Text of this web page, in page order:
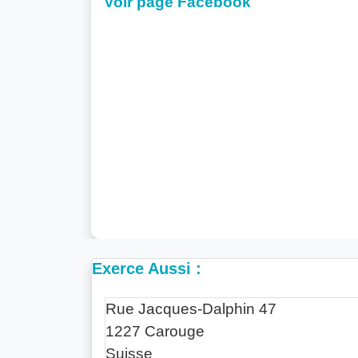
Exerce Aussi :
Rue Jacques-Dalphin 47
1227 Carouge
Suisse